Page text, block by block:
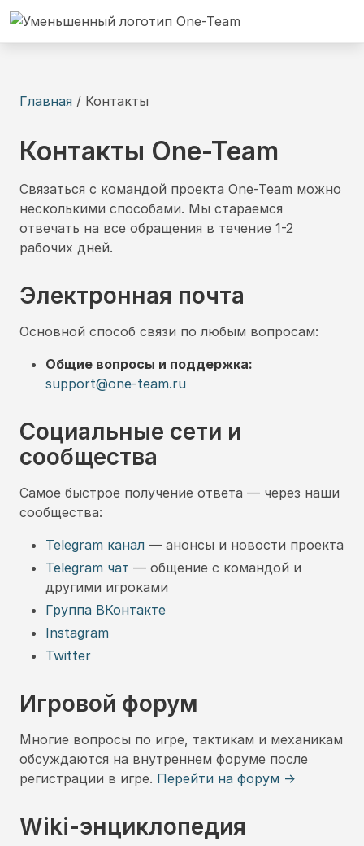
Главная / Контакты
Контакты One-Team
Связаться с командой проекта One-Team можно
несколькими способами. Мы стараемся
отвечать на все обращения в течение 1-2
рабочих дней.
Электронная почта
Основной способ связи по любым вопросам:
Общие вопросы и поддержка:
support@one-team.ru
Социальные сети и
сообщества
Самое быстрое получение ответа — через наши
сообщества:
Telegram канал — анонсы и новости проекта
Telegram чат — общение с командой и
другими игроками
Группа ВКонтакте
Instagram
Twitter
Игровой форум
Многие вопросы по игре, тактикам и механикам
обсуждаются на внутреннем форуме после
регистрации в игре. Перейти на форум →
Wiki-энциклопедия